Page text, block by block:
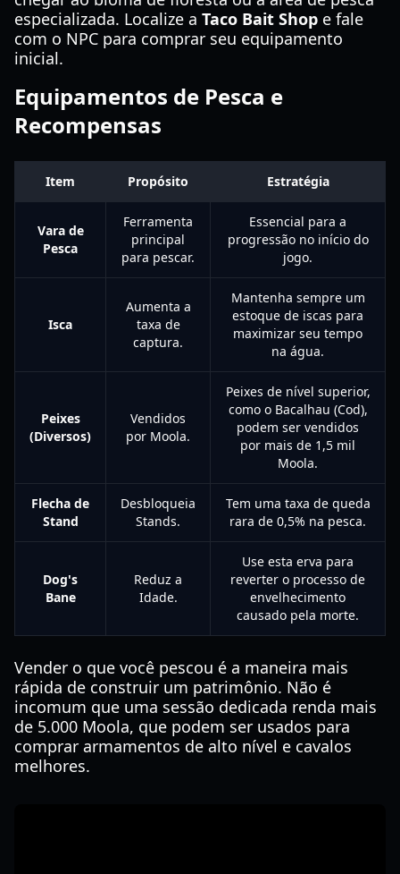
especializada. Localize a Taco Bait Shop e fale
com o NPC para comprar seu equipamento
inicial.
Equipamentos de Pesca e
Recompensas
Item Propósito Estratégia
Vara de
Pesca
Ferramenta
principal
para pescar.
Essencial para a
progressão no início do
jogo.
Isca
Aumenta a
taxa de
captura.
Mantenha sempre um
estoque de iscas para
maximizar seu tempo
na água.
Peixes
(Diversos)
Vendidos
por Moola.
Peixes de nível superior,
como o Bacalhau (Cod),
podem ser vendidos
por mais de 1,5 mil
Moola.
Flecha de
Stand
Desbloqueia
Stands.
Tem uma taxa de queda
rara de 0,5% na pesca.
Dog's
Bane
Reduz a
Idade.
Use esta erva para
reverter o processo de
envelhecimento
causado pela morte.
Vender o que você pescou é a maneira mais
rápida de construir um patrimônio. Não é
incomum que uma sessão dedicada renda mais
de 5.000 Moola, que podem ser usados para
comprar armamentos de alto nível e cavalos
melhores.